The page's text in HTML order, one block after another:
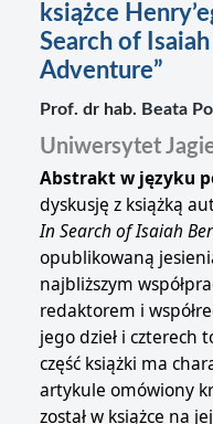
książce
Search of
Adventure”
Prof. dr hab. Beata
Uniwersytet
Abstrakt w języku
dyskusję z książką
In Search of Isaiah
opublikowaną
najbliższym
redaktorem i
jego dzieł i czterech
część książki ma
artykule omówiony
został w książce na